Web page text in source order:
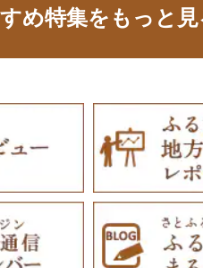
め特集をもっと